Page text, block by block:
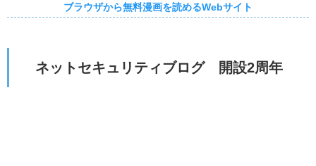
ブラウザから無料漫画を読めるWebサイト
ネットセキュリティブログ 開設2周年